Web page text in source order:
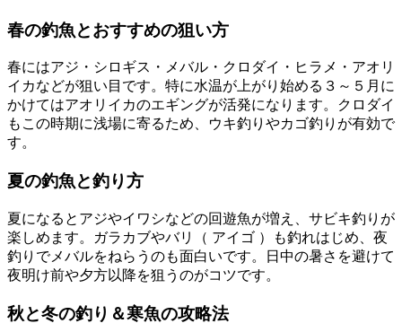
春の釣魚とおすすめの狙い方
春にはアジ・シロギス・メバル・クロダイ・ヒラメ・アオリ
イカなどが狙い目です。特に水温が上がり始める３～５月に
かけてはアオリイカのエギングが活発になります。クロダイ
もこの時期に浅場に寄るため、ウキ釣りやカゴ釣りが有効で
す。
夏の釣魚と釣り方
夏になるとアジやイワシなどの回遊魚が増え、サビキ釣りが
楽しめます。ガラカブやバリ（ アイゴ ）も釣れはじめ、夜
釣りでメバルをねらうのも面白いです。日中の暑さを避けて
夜明け前や夕方以降を狙うのがコツです。
秋と冬の釣り＆寒魚の攻略法